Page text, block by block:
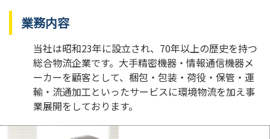
業務内容
当社は昭和23年に設立され、70年以上の歴史を持つ
総合物流企業です。大手精密機器・情報通信機器メ
ーカーを顧客として、梱包・包装・荷役・保管・運
輸・流通加工といったサービスに環境物流を加え事
業展開をしております。